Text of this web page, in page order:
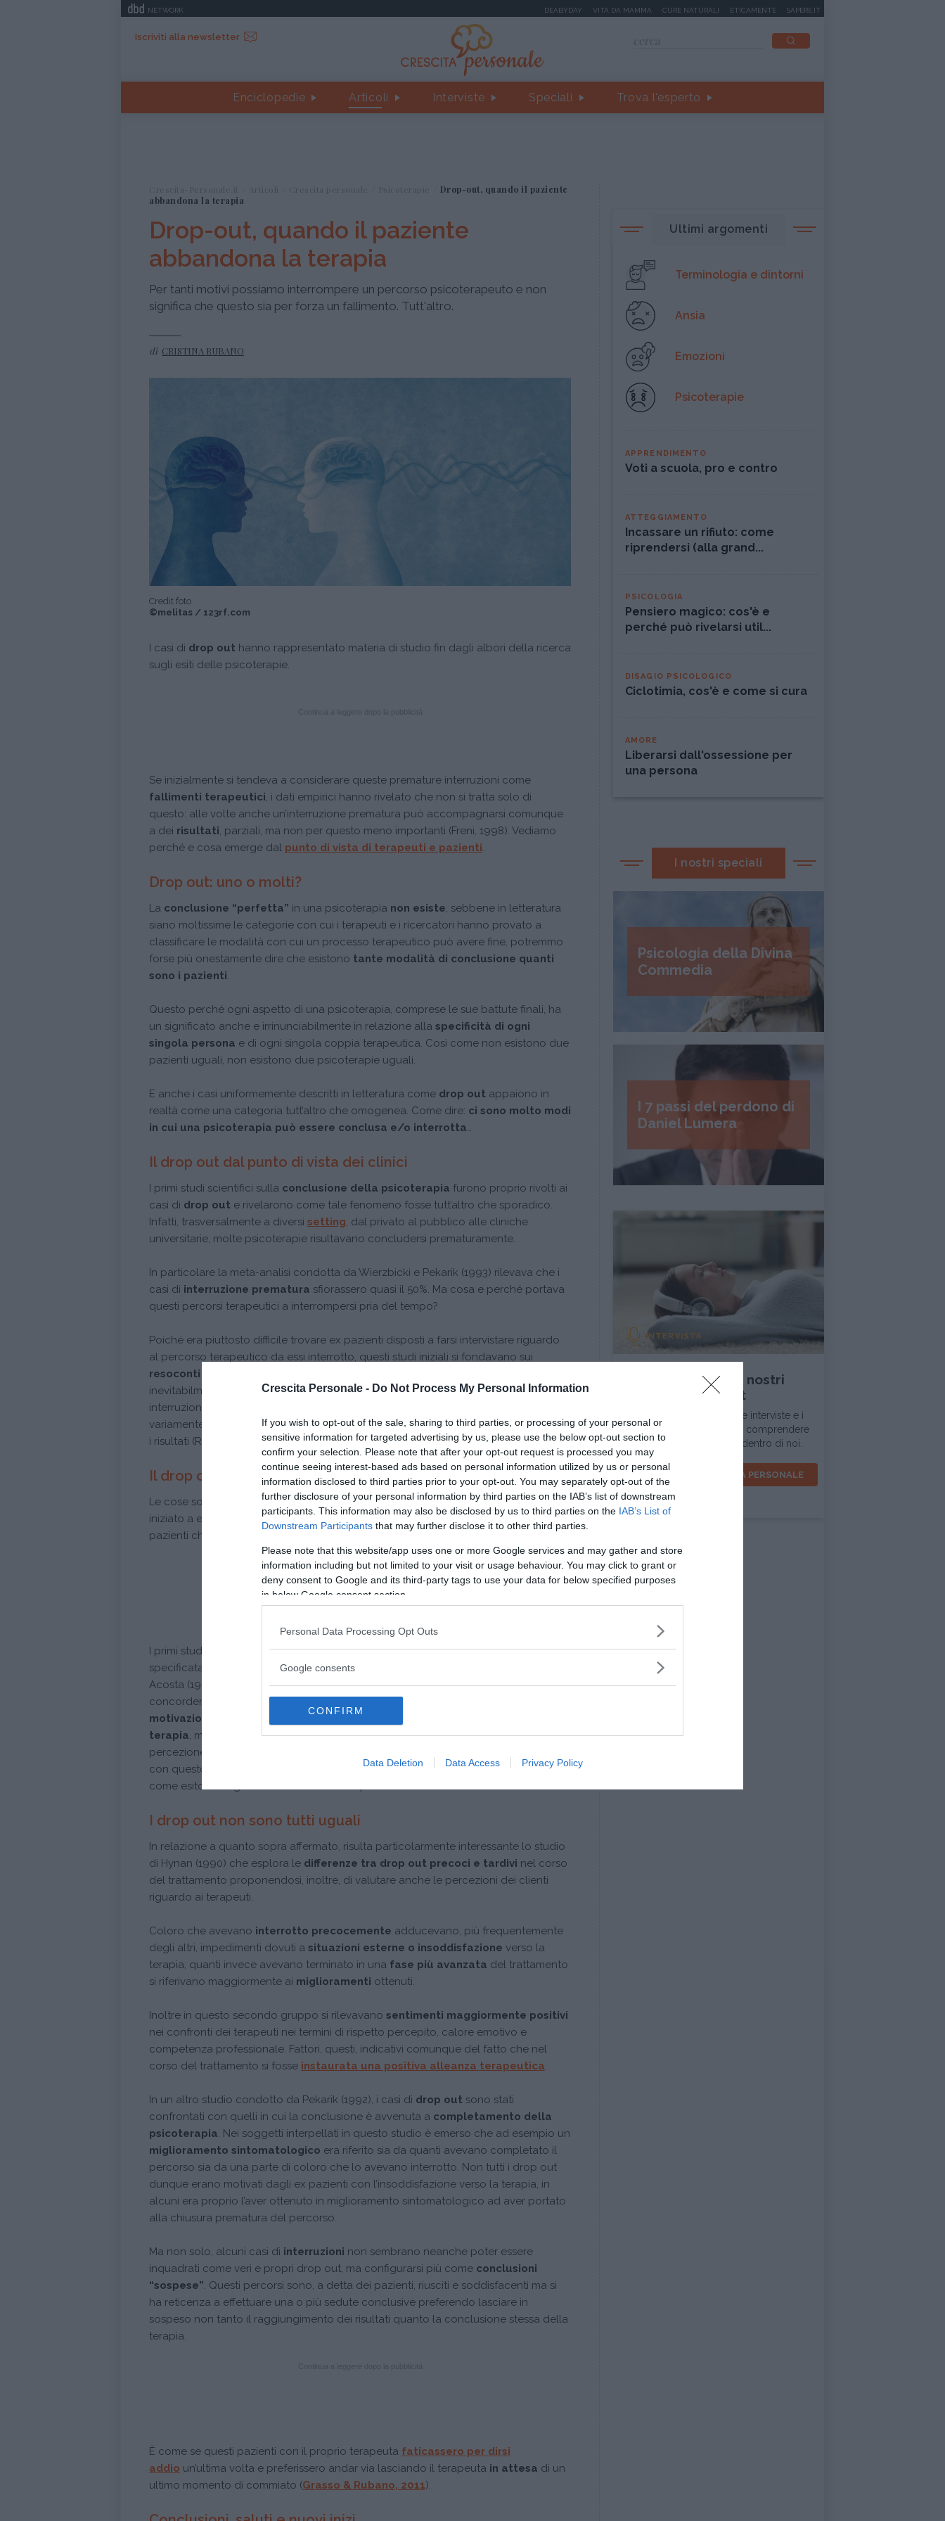
Crescita Personale - Do Not Process My Personal Information
If you wish to opt-out of the sale, sharing to third parties, or processing of your personal or
sensitive information for targeted advertising by us, please use the below opt-out section to
confirm your selection. Please note that after your opt-out request is processed you may
continue seeing interest-based ads based on personal information utilized by us or personal
information disclosed to third parties prior to your opt-out. You may separately opt-out of the
further disclosure of your personal information by third parties on the IAB’s list of downstream
participants. This information may also be disclosed by us to third parties on the IAB’s List of
Downstream Participants that may further disclose it to other third parties.
Please note that this website/app uses one or more Google services and may gather and store
information including but not limited to your visit or usage behaviour. You may click to grant or
deny consent to Google and its third-party tags to use your data for below specified purposes
in below Google consent section.
Personal Data Processing Opt Outs
Google consents
CONFIRM
Data Deletion Data Access Privacy Policy
NETWORK DEABYDAY VITA DA MAMMA CURE NATURALI ETICAMENTE SAPERE.IT
Iscriviti alla newsletter
Enciclopedie Articoli Interviste Speciali Trova l'esperto
Drop-out, quando il paziente
abbandona la terapia
Drop-out, quando il paziente
abbandona la terapia
Per tanti motivi possiamo interrompere un percorso psicoterapeuto e non
significa che questo sia per forza un fallimento. Tutt'altro.
di CRISTINA RUBANO
Credit foto
©melitas / 123rf.com
I casi di drop out hanno rappresentato materia di studio fin dagli albori della ricerca
sugli esiti delle psicoterapie.
Se inizialmente si tendeva a considerare queste premature interruzioni come
fallimenti terapeutici, i dati empirici hanno rivelato che non si tratta solo di
questo: alle volte anche un’interruzione prematura può accompagnarsi comunque
a dei risultati, parziali, ma non per questo meno importanti (Freni, 1998). Vediamo
perché e cosa emerge dal punto di vista di terapeuti e pazienti.
Drop out: uno o molti?
La conclusione “perfetta” in una psicoterapia non esiste, sebbene in letteratura
siano moltissime le categorie con cui i terapeuti e i ricercatori hanno provato a
classificare le modalità con cui un processo terapeutico può avere fine, potremmo
forse più onestamente dire che esistono tante modalità di conclusione quanti
sono i pazienti.
Questo perché ogni aspetto di una psicoterapia, comprese le sue battute finali, ha
un significato anche e irrinunciabilmente in relazione alla specificità di ogni
singola persona e di ogni singola coppia terapeutica. Così come non esistono due
pazienti uguali, non esistono due psicoterapie uguali.
E anche i casi uniformemente descritti in letteratura come drop out appaiono in
realtà come una categoria tutt’altro che omogenea. Come dire: ci sono molto modi
in cui una psicoterapia può essere conclusa e/o interrotta…
Il drop out dal punto di vista dei clinici
I primi studi scientifici sulla conclusione della psicoterapia furono proprio rivolti ai
casi di drop out e rivelarono come tale fenomeno fosse tutt’altro che sporadico.
Infatti, trasversalmente a diversi setting, dal privato al pubblico alle cliniche
universitarie, molte psicoterapie risultavano concludersi prematuramente.
In particolare la meta-analisi condotta da Wierzbicki e Pekarik (1993) rilevava che i
casi di interruzione prematura sfiorassero quasi il 50%. Ma cosa e perché portava
questi percorsi terapeutici a interrompersi pria del tempo?
Poiché era piuttosto difficile trovare ex pazienti disposti a farsi intervistare riguardo
al percorso terapeutico da essi interrotto, questi studi iniziali si fondavano sui
resoconti dei terapeuti
inevitabilmente parziale sul fenomeno. Dal punto di vista dei clinici, infatti, queste
interruzioni premature erano considerate prevalentemente come
variamente connessi alleresistenze dei pazientie di cui non era possibile valutare
i risultati (Rosenbaum, & Horowitz, 1983; Lane,1984).
Il drop out dal punto di vista dei pazienti
Le cose sono diventate decisamente più interessanti quando i ricercatori hanno
iniziato a esplorare anche il punto di vista dei pazienti
o, meglio, di quegli ex
pazienti che avevano abbandonato la terapia.
Continua a leggere dopo la pubblicità
I primi studi pionieristici intrapresi, proprio con l’intento di intervistare
specificatamente
clienti in merito al drop out
Acosta (1980) e Pekarik (1983). Da questi tre studi, infatti, emergeva piuttosto
concordemente come, fra i clienti che avevano interrotto i trattamenti, le principali
motivazioni
terapia, ma anche la presenza difattori esterni ostacolantio, al contrario, la
percezione di aver effettivamente
con questo, quella che era la diffusa concezione, fra i professionisti, del drop out
come esito obbligato di un fallimento terapeutico.
I drop out non sono tutti uguali
In relazione a quanto sopra affermato, risulta particolarmente interessante lo studio
di Hynan (1990) che esplora le differenze tra drop out precoci e tardivi nel corso
del trattamento proponendosi, inoltre, di valutare anche le percezioni dei clienti
riguardo ai terapeuti.
Coloro che avevano interrotto precocemente adducevano, più frequentemente
degli altri, impedimenti dovuti a situazioni esterne o insoddisfazione verso la
terapia; quanti invece avevano terminato in una fase più avanzata del trattamento
si riferivano maggiormente ai miglioramenti ottenuti.
Inoltre in questo secondo gruppo si rilevavano sentimenti maggiormente positivi
nei confronti dei terapeuti nei termini di rispetto percepito, calore emotivo e
competenza professionale. Fattori, questi, indicativi comunque del fatto che nel
corso del trattamento si fosse instaurata una positiva alleanza terapeutica.
In un altro studio condotto da Pekarik (1992), i casi di drop out sono stati
confrontati con quelli in cui la conclusione è avvenuta a completamento della
psicoterapia. Nei soggetti interpellati in questo studio è emerso che ad esempio un
miglioramento sintomatologico era riferito sia da quanti avevano completato il
percorso sia da una parte di coloro che lo avevano interrotto. Non tutti i drop out
dunque erano motivati dagli ex pazienti con l’insoddisfazione verso la terapia, in
alcuni era proprio l’aver ottenuto in miglioramento sintomatologico ad aver portato
alla chiusura prematura del percorso.
Ma non solo, alcuni casi di interruzioni non sembrano neanche poter essere
inquadrati come veri e propri drop out, ma configurarsi più come conclusioni
“sospese”. Questi percorsi sono, a detta dei pazienti, riusciti e soddisfacenti ma si
ha reticenza a effettuare una o più sedute conclusive preferendo lasciare in
sospeso non tanto il raggiungimento dei risultati quanto la conclusione stessa della
terapia.
È come se questi pazienti con il proprio terapeuta faticassero per dirsi
addio un’ultima volta e preferissero andar via lasciando il terapeuta in attesa di un
ultimo momento di commiato (Grasso & Rubano, 2011).
Ultimi argomenti
Terminologia e dintorni
Ansia
Emozioni
Psicoterapie
APPRENDIMENTO
Voti a scuola, pro e contro
ATTEGGIAMENTO
Incassare un rifiuto: come
riprendersi (alla grand...
PSICOLOGIA
Pensiero magico: cos'è e
perché può rivelarsi util...
DISAGIO PSICOLOGICO
Ciclotimia, cos'è e come si cura
AMORE
Liberarsi dall'ossessione per
una persona
I nostri speciali
Psicologia della Divina
Commedia
I 7 passi del perdono di
Daniel Lumera
INTERVISTA
Ascolta tutti i nostri
podcast
In questa sezione trovi le interviste e i
dialoghi d'ispirazione per comprendere
la realtà intorno a noi e dentro di noi.
VOCI PER LA CRESCITA PERSONALE